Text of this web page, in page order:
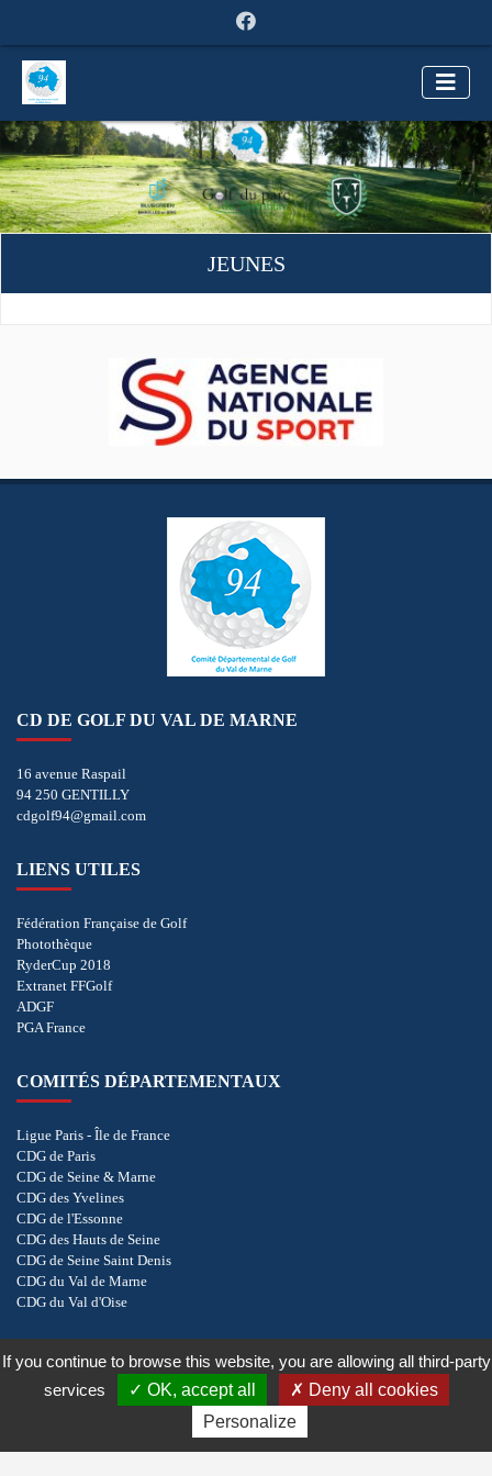
JEUNES
CD DE GOLF DU VAL DE MARNE
16 avenue Raspail
94 250 GENTILLY
cdgolf94@gmail.com
LIENS UTILES
Fédération Française de Golf
Photothèque
RyderCup 2018
Extranet FFGolf
ADGF
PGA France
COMITÉS DÉPARTEMENTAUX
Ligue Paris - Île de France
CDG de Paris
CDG de Seine & Marne
CDG des Yvelines
CDG de l'Essonne
CDG des Hauts de Seine
CDG de Seine Saint Denis
CDG du Val de Marne
CDG du Val d'Oise
COOKIES
Copyright © 2026 - CD de Golf du Val de Marne. Tous droits réservés.Réalisation
design
If you continue to browse this website, you are allowing all third-party
services
OK, accept all
Deny all cookies
Personalize